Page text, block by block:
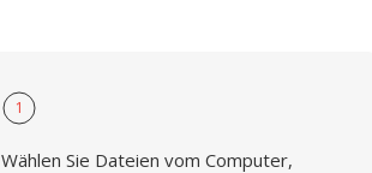
1
Wählen Sie Dateien vom Computer,